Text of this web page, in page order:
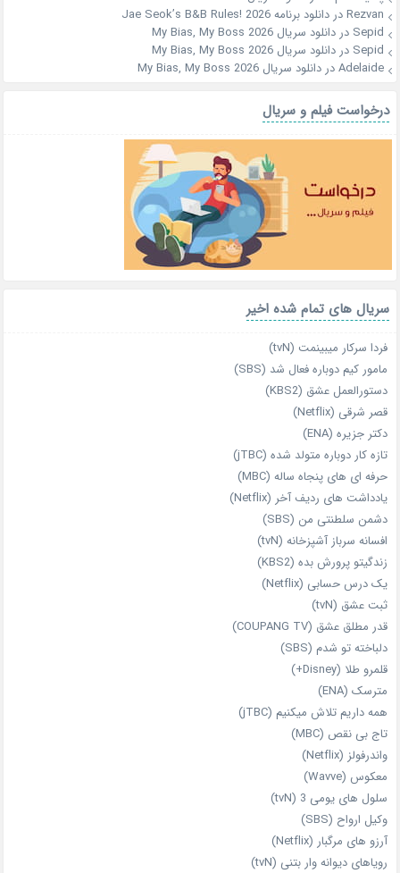
Rezvanدردانلود برنامه Jae Seok’s B&B Rules! 2026
Sepid دردانلود سریال My Bias, My Boss 2026
Sepid دردانلود سریال My Bias, My Boss 2026
Adelaideدردانلود سریال My Bias, My Boss 2026
درخواست فیلم و سریال
سریال های تمام شده اخیر
فردا سرکار میبینمت (tvN)
مامور کیم دوباره فعال شد (SBS)
دستورالعمل عشق (KBS2)
قصر شرقی (Netflix)
دکتر جزیره (ENA)
تازه‌ کار دوباره‌ متولد شده (jTBC)
حرفه‌ ای‌ های پنجاه‌ ساله (MBC)
یادداشت‌ های ردیف آخر (Netflix)
دشمن سلطنتی من (SBS)
افسانه سرباز آشپزخانه (tvN)
زندگیتو پرورش بده (KBS2)
یک درس حسابی (Netflix)
ثبت عشق (tvN)
قدر مطلق عشق (COUPANG TV)
دلباخته تو شدم (SBS)
قلمرو طلا (Disney+)
مترسک (ENA)
همه داریم تلاش میکنیم (jTBC)
تاج بی‌ نقص (MBC)
واندرفولز (Netflix)
معکوس (Wavve)
سلول های یومی 3 (tvN)
وکیل ارواح (SBS)
آرزو های مرگبار (Netflix)
رویاهای دیوانه‌ وار بتنی (tvN)